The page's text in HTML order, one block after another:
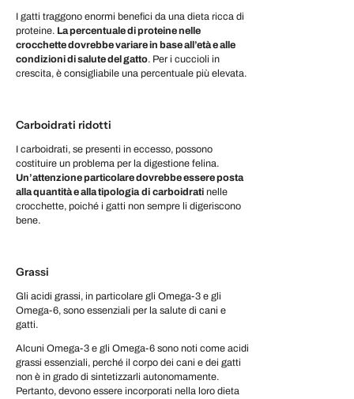
I gatti traggono enormi benefici da una dieta ricca di
proteine. La percentuale di proteine nelle
crocchette dovrebbe variare in base all’età e alle
condizioni di salute del gatto. Per i cuccioli in
crescita, è consigliabile una percentuale più elevata.
Carboidrati ridotti
I carboidrati, se presenti in eccesso, possono
costituire un problema per la digestione felina.
Un’attenzione particolare dovrebbe essere posta
alla quantità e alla tipologia di carboidrati nelle
crocchette, poiché i gatti non sempre li digeriscono
bene.
Grassi
Gli acidi grassi, in particolare gli Omega-3 e gli
Omega-6, sono essenziali per la salute di cani e
gatti.
Alcuni Omega-3 e gli Omega-6 sono noti come acidi
grassi essenziali, perché il corpo dei cani e dei gatti
non è in grado di sintetizzarli autonomamente.
Pertanto, devono essere incorporati nella loro dieta